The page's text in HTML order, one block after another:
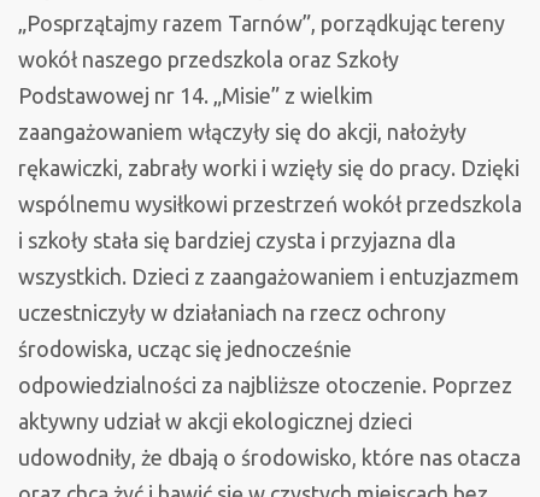
„Posprzątajmy razem Tarnów”, porządkując tereny
wokół naszego przedszkola oraz Szkoły
Podstawowej nr 14. „Misie” z wielkim
zaangażowaniem włączyły się do akcji, nałożyły
rękawiczki, zabrały worki i wzięły się do pracy. Dzięki
wspólnemu wysiłkowi przestrzeń wokół przedszkola
i szkoły stała się bardziej czysta i przyjazna dla
wszystkich. Dzieci z zaangażowaniem i entuzjazmem
uczestniczyły w działaniach na rzecz ochrony
środowiska, ucząc się jednocześnie
odpowiedzialności za najbliższe otoczenie. Poprzez
aktywny udział w akcji ekologicznej dzieci
udowodniły, że dbają o środowisko, które nas otacza